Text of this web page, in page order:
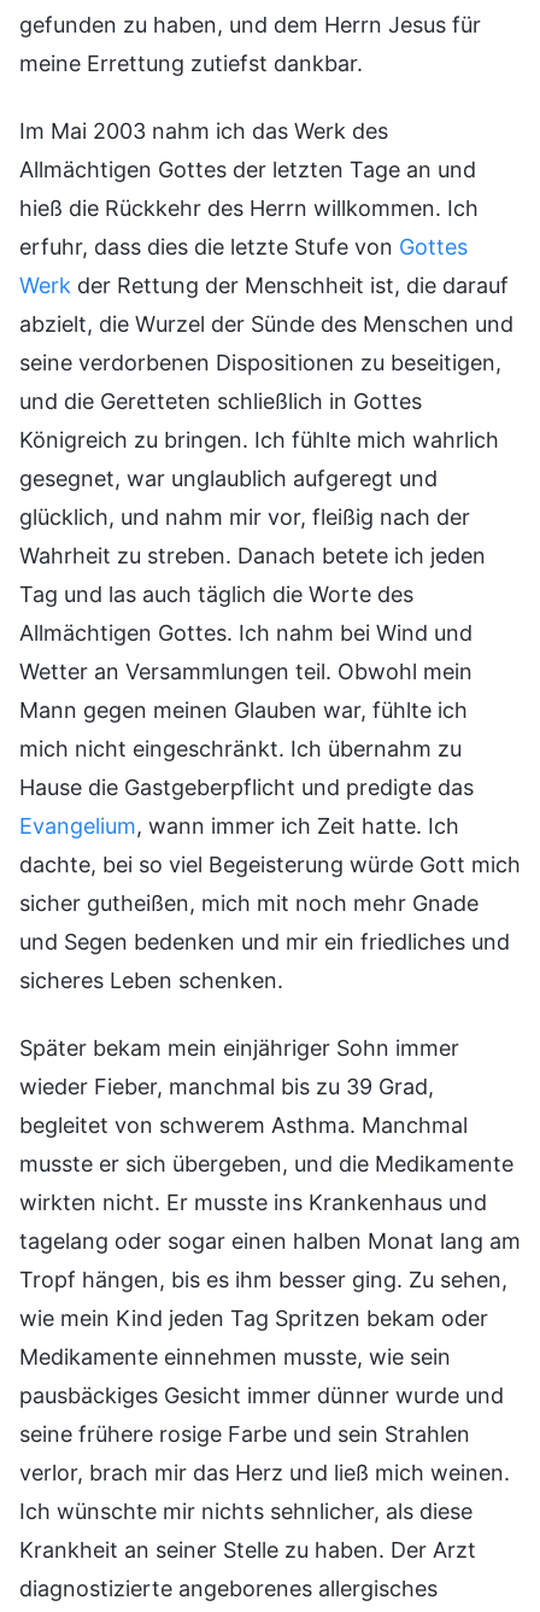
gefunden zu haben, und dem Herrn Jesus für
meine Errettung zutiefst dankbar.
Im Mai 2003 nahm ich das Werk des
Allmächtigen Gottes der letzten Tage an und
hieß die Rückkehr des Herrn willkommen. Ich
erfuhr, dass dies die letzte Stufe von Gottes
Werk der Rettung der Menschheit ist, die darauf
abzielt, die Wurzel der Sünde des Menschen und
seine verdorbenen Dispositionen zu beseitigen,
und die Geretteten schließlich in Gottes
Königreich zu bringen. Ich fühlte mich wahrlich
gesegnet, war unglaublich aufgeregt und
glücklich, und nahm mir vor, fleißig nach der
Wahrheit zu streben. Danach betete ich jeden
Tag und las auch täglich die Worte des
Allmächtigen Gottes. Ich nahm bei Wind und
Wetter an Versammlungen teil. Obwohl mein
Mann gegen meinen Glauben war, fühlte ich
mich nicht eingeschränkt. Ich übernahm zu
Hause die Gastgeberpflicht und predigte das
Evangelium, wann immer ich Zeit hatte. Ich
dachte, bei so viel Begeisterung würde Gott mich
sicher gutheißen, mich mit noch mehr Gnade
und Segen bedenken und mir ein friedliches und
sicheres Leben schenken.
Später bekam mein einjähriger Sohn immer
wieder Fieber, manchmal bis zu 39 Grad,
begleitet von schwerem Asthma. Manchmal
musste er sich übergeben, und die Medikamente
wirkten nicht. Er musste ins Krankenhaus und
tagelang oder sogar einen halben Monat lang am
Tropf hängen, bis es ihm besser ging. Zu sehen,
wie mein Kind jeden Tag Spritzen bekam oder
Medikamente einnehmen musste, wie sein
pausbäckiges Gesicht immer dünner wurde und
seine frühere rosige Farbe und sein Strahlen
verlor, brach mir das Herz und ließ mich weinen.
Ich wünschte mir nichts sehnlicher, als diese
Krankheit an seiner Stelle zu haben. Der Arzt
diagnostizierte angeborenes allergisches